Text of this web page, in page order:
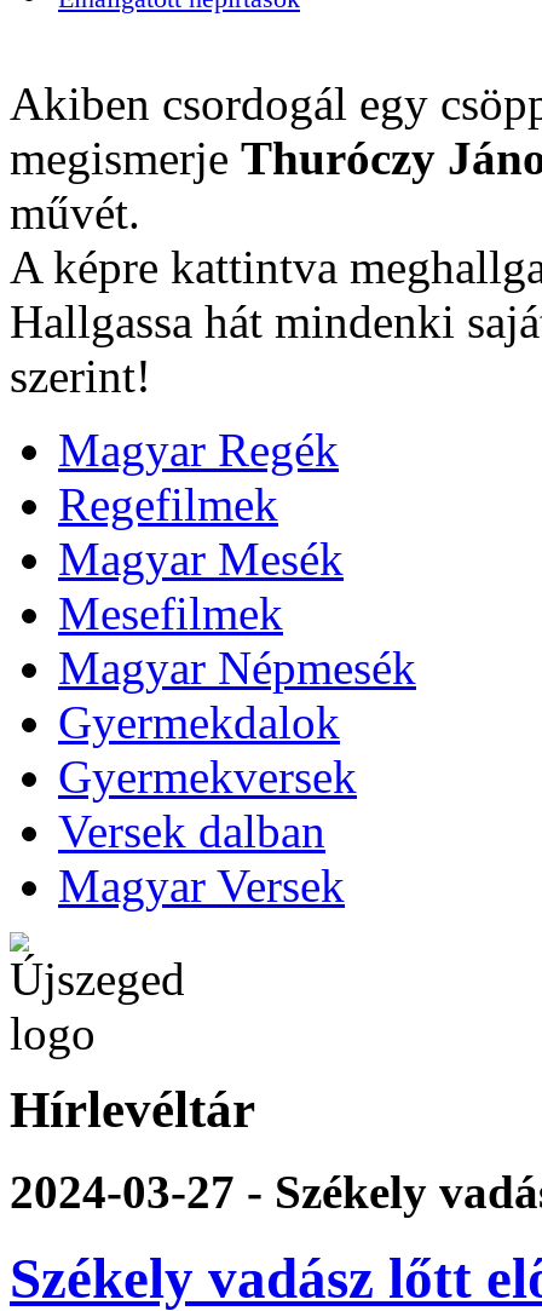
Akiben csordogál egy
megismerje Thuróczy
művét.
A képre kattintva
Hallgassa hát mindenki
szerint!
Magyar Regék
Regefilmek
Magyar Mesék
Mesefilmek
Magyar Népmesék
Gyermekdalok
Gyermekversek
Versek dalban
Magyar Versek
Hírlevéltár
2024-03-27 - Székely
Székely vadász lőtt